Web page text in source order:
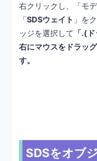
右クリックし、「モデ
「SDSウェイト 」を
ッジを選択して 「.(
右にマウスをドラッ
す。
SDSをオブ